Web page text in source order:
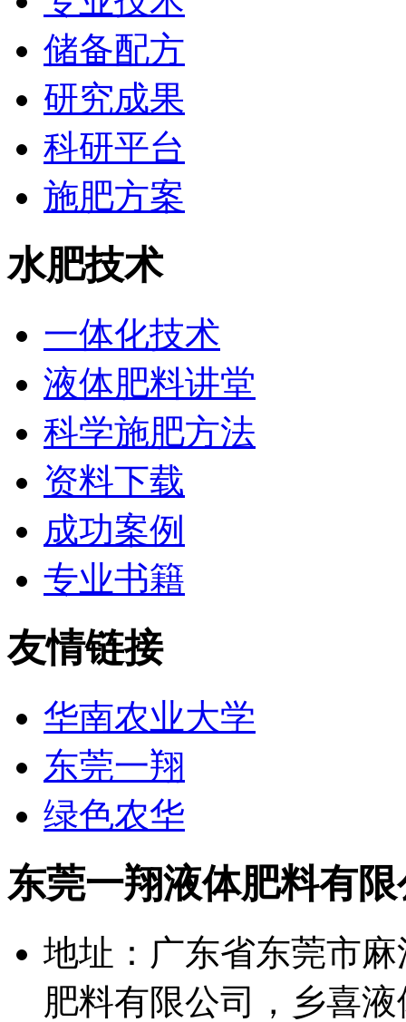
储备配方
研究成果
科研平台
施肥方案
水肥技术
一体化技术
液体肥料讲堂
科学施肥方法
资料下载
成功案例
专业书籍
友情链接
华南农业大学
东莞一翔
绿色农华
东莞一翔液体肥料有
地址：广东省东莞市
肥料有限公司，乡喜